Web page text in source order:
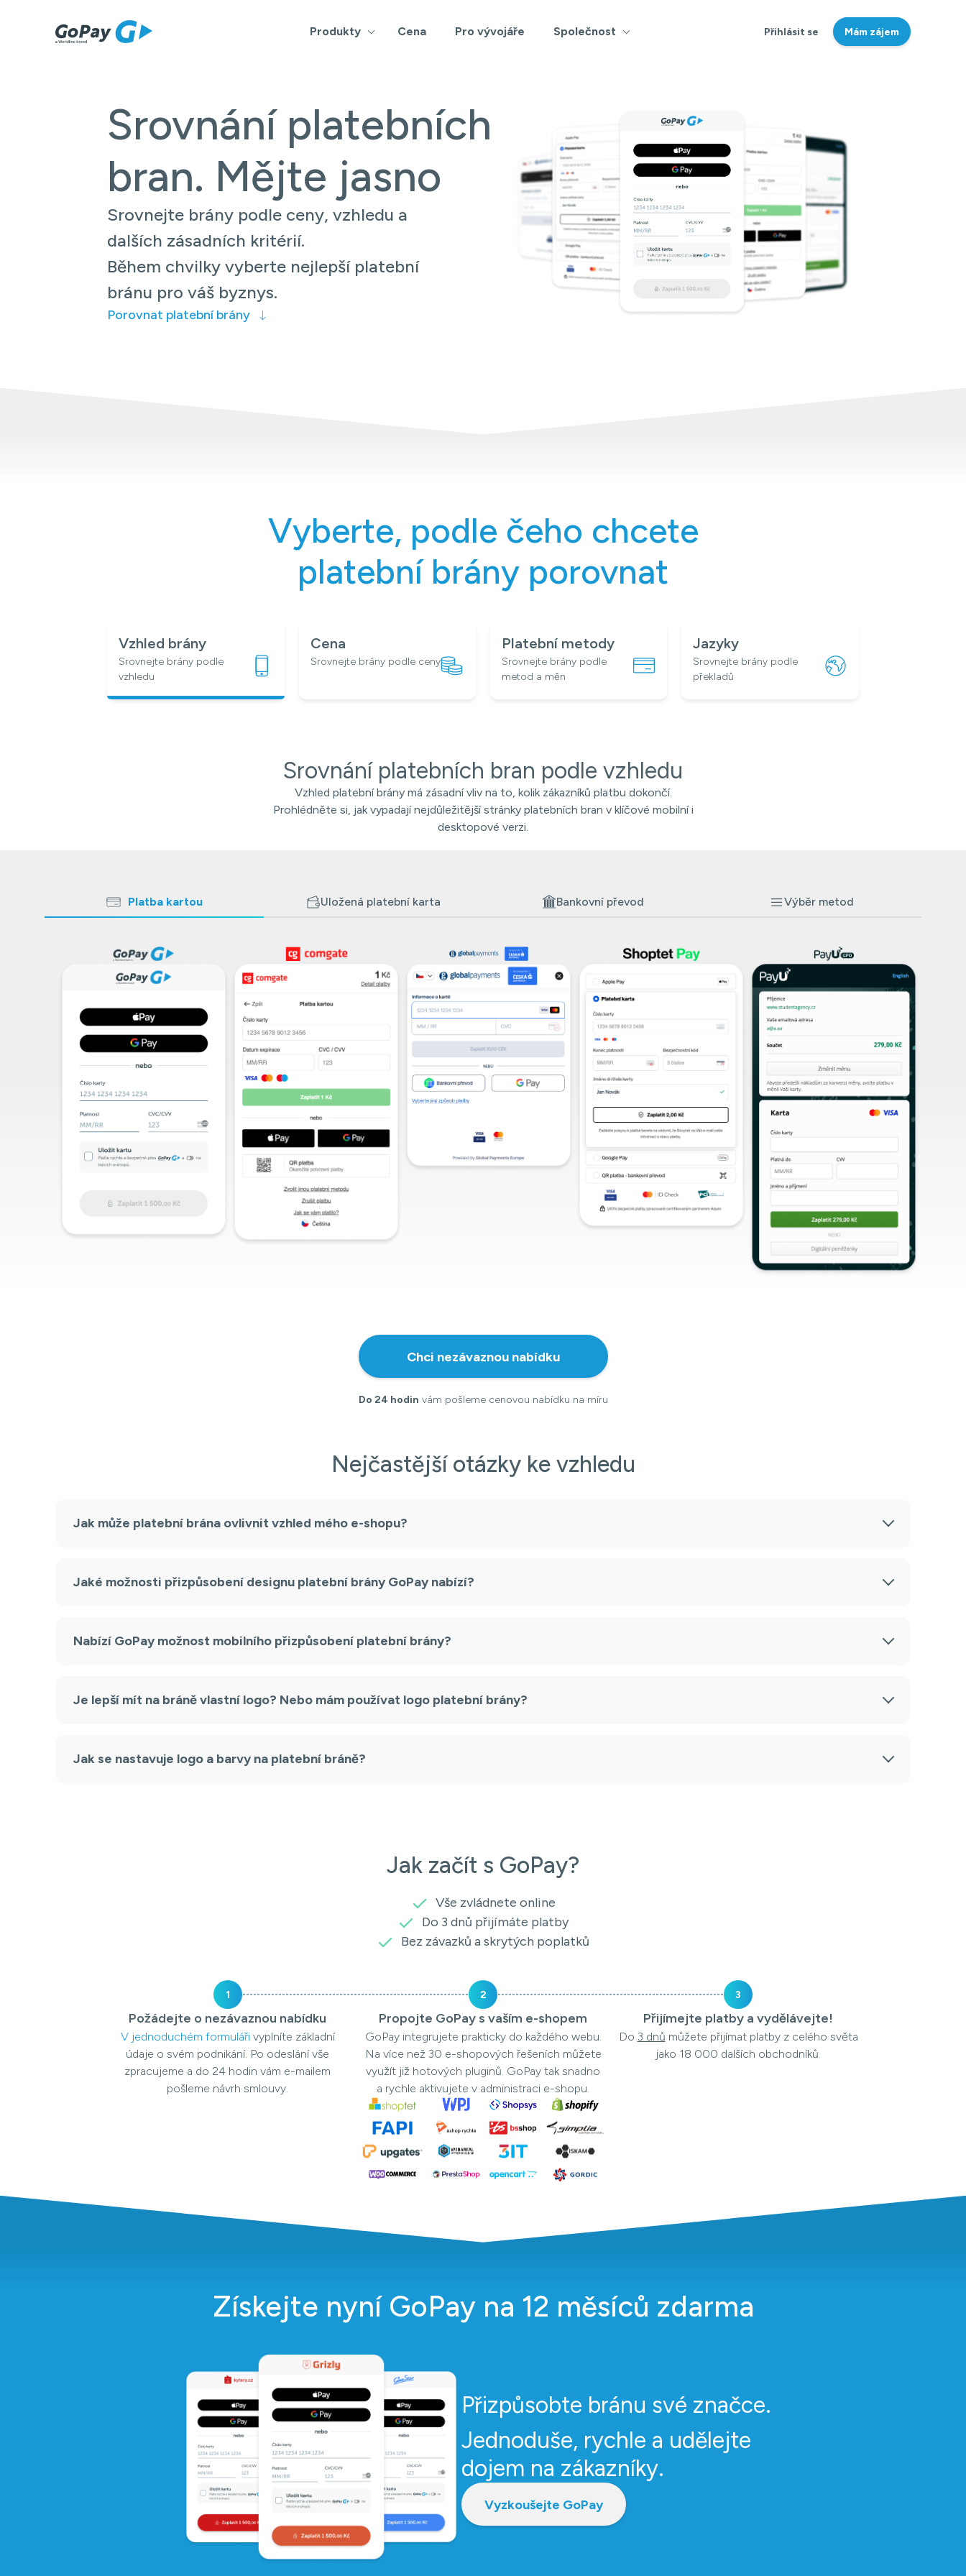
Produkty Cena Pro vývojáře Společnost Přihlásit se Mám zájem
Srovnání platebních
bran. Mějte jasno
Srovnejte brány podle ceny, vzhledu a
dalších zásadních kritérií.
Během chvilky vyberte nejlepší platební
bránu pro váš byznys.
Porovnat platební brány
Vyberte, podle čeho chcete
platební brány porovnat
Vzhled brány
Srovnejte brány podle
vzhledu
Cena
Srovnejte brány podle ceny
Platební metody
Srovnejte brány podle
metod a měn
Jazyky
Srovnejte brány podle
překladů
Srovnání platebních bran podle vzhledu
Vzhled platební brány má zásadní vliv na to, kolik zákazníků platbu dokončí.
Prohlédněte si, jak vypadají nejdůležitější stránky platebních bran v klíčové mobilní i
desktopové verzi.
Platba kartou Uložená platební karta Bankovní převod Výběr metod
Chci nezávaznou nabídku
Do 24 hodin vám pošleme cenovou nabídku na míru
Nejčastější otázky ke vzhledu
Jak může platební brána ovlivnit vzhled mého e-shopu?
Jaké možnosti přizpůsobení designu platební brány GoPay nabízí?
Nabízí GoPay možnost mobilního přizpůsobení platební brány?
Je lepší mít na bráně vlastní logo? Nebo mám používat logo platební brány?
Jak se nastavuje logo a barvy na platební bráně?
Jak začít s GoPay?
Vše zvládnete online
Do 3 dnů přijímáte platby
Bez závazků a skrytých poplatků
1
Požádejte o nezávaznou nabídku
V jednoduchém formulářivyplníte základní
údaje o svém podnikání. Po odeslání vše
zpracujeme a do 24 hodin vám e-mailem
pošleme návrh smlouvy.
2
Propojte GoPay s vaším e-shopem
GoPay integrujete prakticky do každého webu.
Na více než 30 e-shopových řešeních můžete
využít již hotových pluginů. GoPay tak snadno
a rychle aktivujete v administraci e-shopu.
3
Přijímejte platby a vydělávejte!
Do 3 dnů můžete přijímat platby z celého světa
jako 18 000 dalších obchodníků.
Získejte nyní GoPay na 12 měsíců zdarma
Přizpůsobte bránu své značce.
Jednoduše, rychle a udělejte
dojem na zákazníky.
Vyzkoušejte GoPay